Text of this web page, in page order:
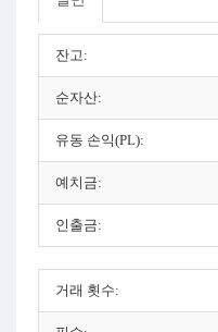
잔고:
순자산:
유동 손익(PL):
예치금:
인출금:
거래 횟수: